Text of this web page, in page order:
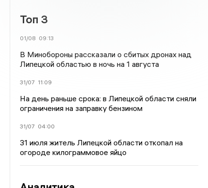
Топ 3
01/08 09:13
В Минобороны рассказали о сбитых дронах над
Липецкой областью в ночь на 1 августа
31/07 11:09
На день раньше срока: в Липецкой области сняли
ограничения на заправку бензином
31/07 04:00
31 июля житель Липецкой области откопал на
огороде килограммовое яйцо